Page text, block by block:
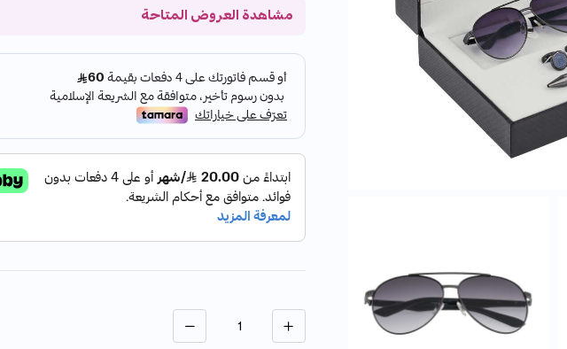
مشاهدة العروض المتاحة
الكمية